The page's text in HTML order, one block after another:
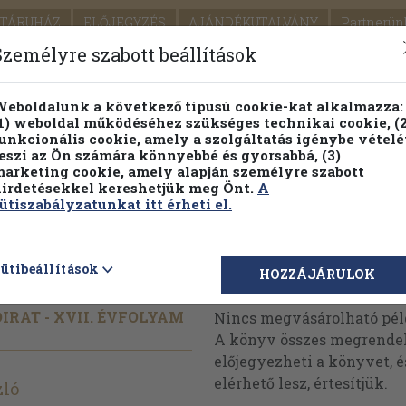
ELŐJEGYZÉS AJÁNDÉKUTALVÁNY
SEGÍTSÉG
PILLANATNYI ÁRAINK FENNTARTHATÓ
Részletes kereső Témaköri fa
június
- XVII. ÉVFOLYAM
Megvásárolható
Nincs megvásárolható
A könyv összes
előjegyezheti a könyvet,
elérhető lesz, értesítjük.
szabott beállítások
a következő típusú cookie-kat alkalmazza:
weboldal működéséhez szükséges technikai cookie,
cookie, amely a szolgáltatás igénybe
az Ön számára könnyebbé és gyorsabbá, (3)
cookie, amely alapján személyre szabott
kereshetjük meg Önt. A
itt érheti el.
HOZZÁJÁRULOK